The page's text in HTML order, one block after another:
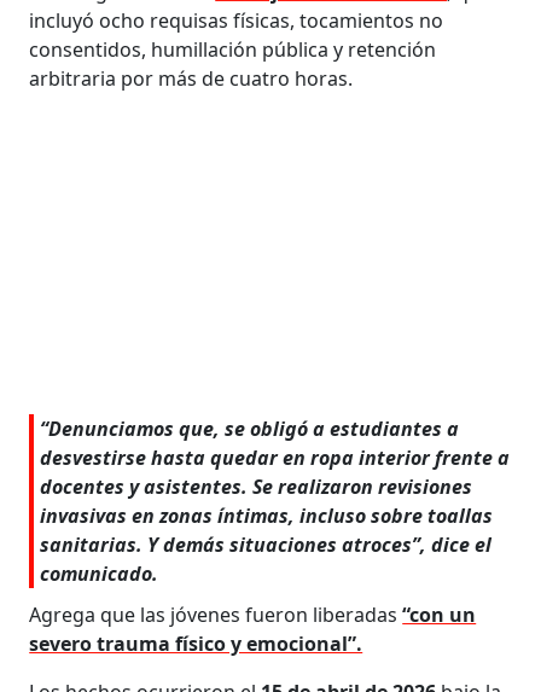
incluyó ocho requisas físicas, tocamientos no
consentidos, humillación pública y retención
arbitraria por más de cuatro horas.
“Denunciamos que, se obligó a estudiantes a
desvestirse hasta quedar en ropa interior frente a
docentes y asistentes. Se realizaron revisiones
invasivas en zonas íntimas, incluso sobre toallas
sanitarias. Y demás situaciones atroces”, dice el
comunicado.
Agrega que las jóvenes fueron liberadas“con un
severo trauma físico y emocional”.